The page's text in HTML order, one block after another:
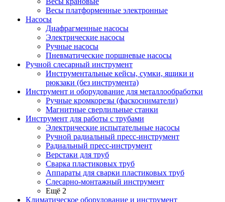
Весы платформенные электронные
Насосы
Диафрагменные насосы
Электрические насосы
Ручные насосы
Пневматические поршневые насосы
Ручной слесарный инструмент
Инструментальные кейсы, сумки, ящики и
рюкзаки (без инструмента)
Инструмент и оборудование для металлообработки
Ручные кромкорезы (фаскосниматели)
Магнитные сверлильные станки
Инструмент для работы с трубами
Электрические испытательные насосы
Ручной радиальный пресс-инструмент
Радиальный пресс-инструмент
Верстаки для труб
Сварка пластиковых труб
Аппараты для сварки пластиковых труб
Слесарно-монтажный инструмент
Ещё 2
Климатическое оборудование и инструмент